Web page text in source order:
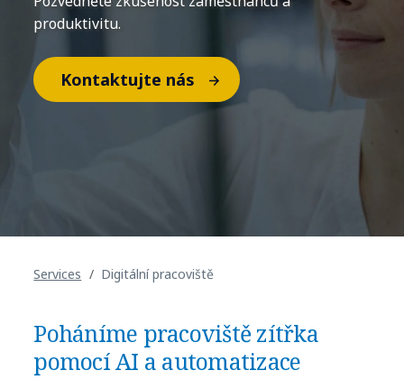
produktivitu.
Kontaktujte nás
Services Digitální pracoviště
Poháníme pracoviště zítřka
pomocí AI a automatizace